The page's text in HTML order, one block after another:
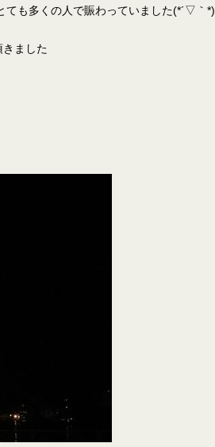
ても多くの人で賑わっていました(*´▽｀*)
ました